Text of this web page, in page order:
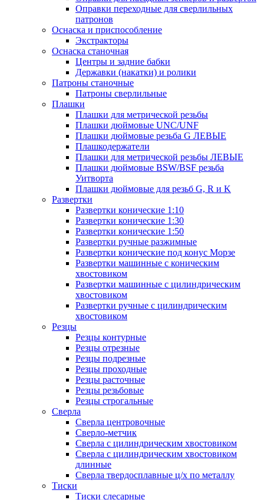
Оправки переходные для сверлильных
патронов
Оснаска и приспособление
Экстракторы
Оснаска станочная
Центры и задние бабки
Державки (накатки) и ролики
Патроны станочные
Патроны сверлильные
Плашки
Плашки для метрической резьбы
Плашки дюймовые UNC/UNF
Плашки дюймовые резьба G ЛЕВЫЕ
Плашкодержатели
Плашки для метрической резьбы ЛЕВЫЕ
Плашки дюймовые BSW/BSF резьба
Уитворта
Плашки дюймовые для резьб G, R и K
Развертки
Развертки конические 1:10
Развертки конические 1:30
Развертки конические 1:50
Развертки ручные разжимные
Развертки конические под конус Морзе
Развертки машинные с коническим
хвостовиком
Развертки машинные с цилиндрическим
хвостовиком
Развертки ручные с цилиндрическим
хвостовиком
Резцы
Резцы контурные
Резцы отрезные
Резцы подрезные
Резцы проходные
Резцы расточные
Резцы резьбовые
Резцы строгальные
Сверла
Сверла центровочные
Сверло-метчик
Сверла с цилиндрическим хвостовиком
Сверла с цилиндрическим хвостовиком
длинные
Сверла твердосплавные ц/х по металлу
Тиски
Тиски слесарные